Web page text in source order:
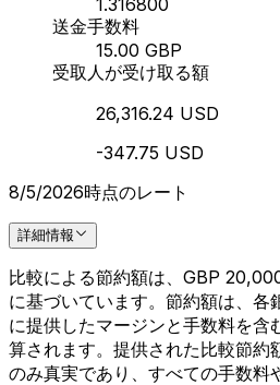
送金手数料
15.00 GBP
受取人が受け取る額
26,316.24 USD
-347.75 USD
8/5/2026時点のレート
詳細情報
比較による節約額は、GBP
に基づいています。節約額は、
に提供したマージンと手数料を含
算されます。提供された比較節約
のみ真実であり、すべての手数料